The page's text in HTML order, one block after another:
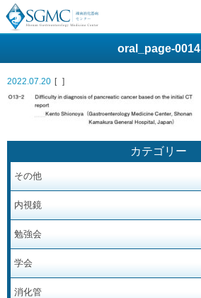
oral_page-0014
2022.07.20 [ ]
カテゴリー
その他
内視鏡
勉強会
学会
消化管